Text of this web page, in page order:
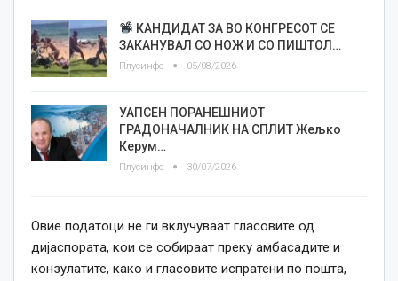
КАНДИДАТ ЗА ВО КОНГРЕСОТ СЕ
ЗАКАНУВАЛ СО НОЖ И СО ПИШТОЛ…
Плусинфо 05/08/2026
УАПСЕН ПОРАНЕШНИОТ
ГРАДОНАЧАЛНИК НА СПЛИТ Жељко
Керум…
Плусинфо 30/07/2026
Овие податоци не ги вклучуваат гласовите од
дијаспората, кои се собираат преку амбасадите и
конзулатите, како и гласовите испратени по пошта,